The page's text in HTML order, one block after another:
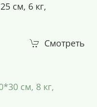
см, 6 кг,
Смотреть